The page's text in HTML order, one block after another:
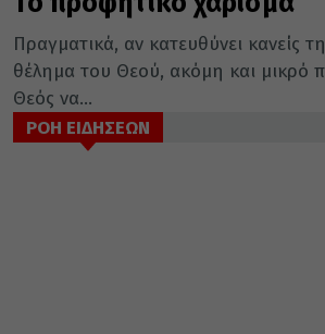
Πραγματικά, αν κατευθύνει κανείς
θέλημα του Θεού, ακόμη και μικρό
Θεός να...
ΡΟΗ ΕΙΔΗΣΕΩΝ